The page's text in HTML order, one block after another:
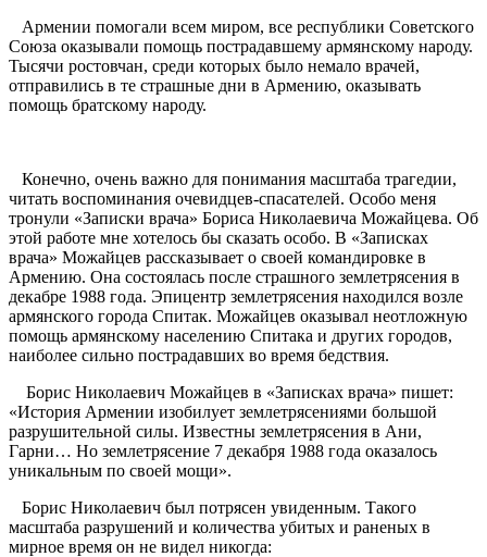
Армении помогали всем миром, все республики Советского
Союза оказывали помощь пострадавшему армянскому народу.
Тысячи ростовчан, среди которых было немало врачей,
отправились в те страшные дни в Армению, оказывать
помощь братскому народу.
Конечно, очень важно для понимания масштаба трагедии,
читать воспоминания очевидцев-спасателей. Особо меня
тронули «Записки врача» Бориса Николаевича Можайцева. Об
этой работе мне хотелось бы сказать особо. В «Записках
врача» Можайцев рассказывает о своей командировке в
Армению. Она состоялась после страшного землетрясения в
декабре 1988 года. Эпицентр землетрясения находился возле
армянского города Спитак. Можайцев оказывал неотложную
помощь армянскому населению Спитака и других городов,
наиболее сильно пострадавших во время бедствия.
Борис Николаевич Можайцев в «Записках врача» пишет:
«История Армении изобилует землетрясениями большой
разрушительной силы. Известны землетрясения в Ани,
Гарни… Но землетрясение 7 декабря 1988 года оказалось
уникальным по своей мощи».
Борис Николаевич был потрясен увиденным. Такого
масштаба разрушений и количества убитых и раненых в
мирное время он не видел никогда: